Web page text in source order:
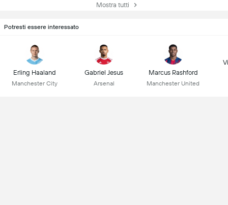
Mostra tutti
Potresti essere interessato
Erling Haaland
Manchester City
Gabriel Jesus
Arsenal
Marcus Rashford
Manchester United